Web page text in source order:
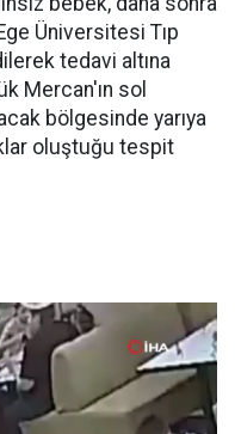
Üniversitesi Tıp
tedavi altına
Mercan'ın sol
bölgesinde yarıya
oluştuğu tespit